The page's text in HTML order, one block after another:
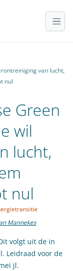
van lucht,
nul
Green
wil
lucht,
nul
Mannekes
volgt uit de in
Leidraad voor de
jl.